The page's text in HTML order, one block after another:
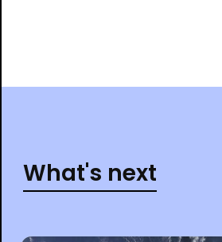
What's next